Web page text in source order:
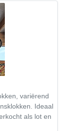
variërend
Ideaal
als lot en